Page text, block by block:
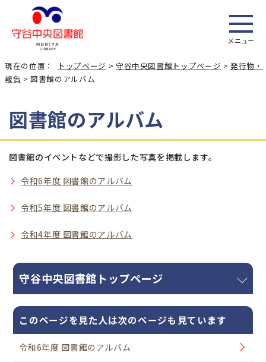
メニュー
現在の位置： トップページ > 守谷中央図書館トップページ >発行物・
報告 > 図書館のアルバム
図書館のアルバム
図書館のイベントなどで撮影した写真を掲載します。
令和6年度 図書館のアルバム
令和5年度 図書館のアルバム
令和4年度 図書館のアルバム
守谷中央図書館トップページ
このページを見た人は次のページも見ています
令和6年度 図書館のアルバム